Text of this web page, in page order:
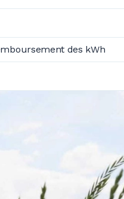
des kWh